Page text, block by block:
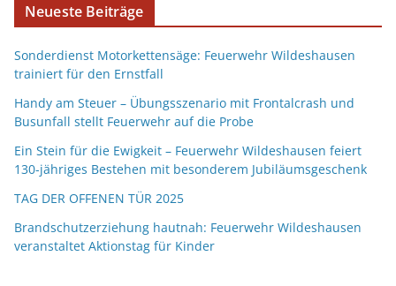
Neueste Beiträge
Sonderdienst Motorkettensäge: Feuerwehr Wildeshausen
trainiert für den Ernstfall
Handy am Steuer – Übungsszenario mit Frontalcrash und
Busunfall stellt Feuerwehr auf die Probe
Ein Stein für die Ewigkeit – Feuerwehr Wildeshausen feiert
130-jähriges Bestehen mit besonderem Jubiläumsgeschenk
TAG DER OFFENEN TÜR 2025
Brandschutzerziehung hautnah: Feuerwehr Wildeshausen
veranstaltet Aktionstag für Kinder